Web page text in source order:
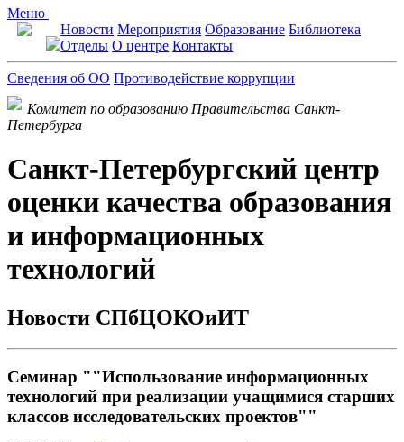
Меню
Новости Мероприятия Образование Библиотека
Отделы О центре Контакты
Сведения об ОО Противодействие коррупции
Комитет по образованию Правительства Санкт-
Петербурга
Санкт-Петербургский центр
оценки качества образования
и информационных
технологий
Новости СПбЦОКОиИТ
Cеминар ""Использование информационных
технологий при реализации учащимися старших
классов исследовательских проектов""